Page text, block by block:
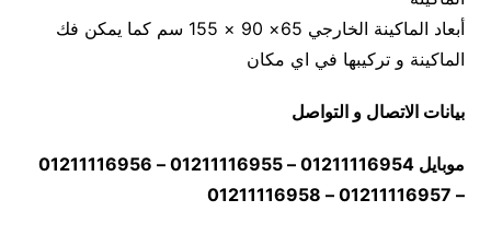
أبعاد الماكينة الخارجي 65× 90 × 155 سم كما يمكن فك
الماكينة و تركيبها في اي مكان
بيانات الاتصال و التواصل
موبايل 01211116954 – 01211116955 – 01211116956
– 01211116957 – 01211116958